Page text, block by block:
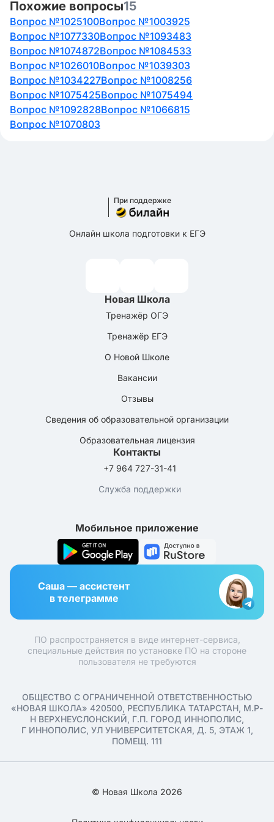
Похожие вопросы15
Вопрос №1025100Вопрос №1003925
Вопрос №1077330Вопрос №1093483
Вопрос №1074872Вопрос №1084533
Вопрос №1026010Вопрос №1039303
Вопрос №1034227Вопрос №1008256
Вопрос №1075425Вопрос №1075494
Вопрос №1092828Вопрос №1066815
Вопрос №1070803
При поддержке
Онлайн школа подготовки к ЕГЭ
Новая Школа
Тренажёр ОГЭ
Тренажёр ЕГЭ
О Новой Школе
Вакансии
Отзывы
Сведения об образовательной организации
Образовательная лицензия
Контакты
+7 964 727-31-41
Служба поддержки
Мобильное приложение
Саша — ассистент
в телеграмме
ПО распространяется в виде интернет-сервиса,
специальные действия по установке ПО на стороне
пользователя не требуются
ОБЩЕСТВО С ОГРАНИЧЕННОЙ ОТВЕТСТВЕННОСТЬЮ
«НОВАЯ ШКОЛА» 420500, РЕСПУБЛИКА ТАТАРСТАН, М.Р-
Н ВЕРХНЕУСЛОНСКИЙ, Г.П. ГОРОД ИННОПОЛИС,
Г ИННОПОЛИС, УЛ УНИВЕРСИТЕТСКАЯ, Д. 5, ЭТАЖ 1,
ПОМЕЩ. 111
© Новая Школа 2026